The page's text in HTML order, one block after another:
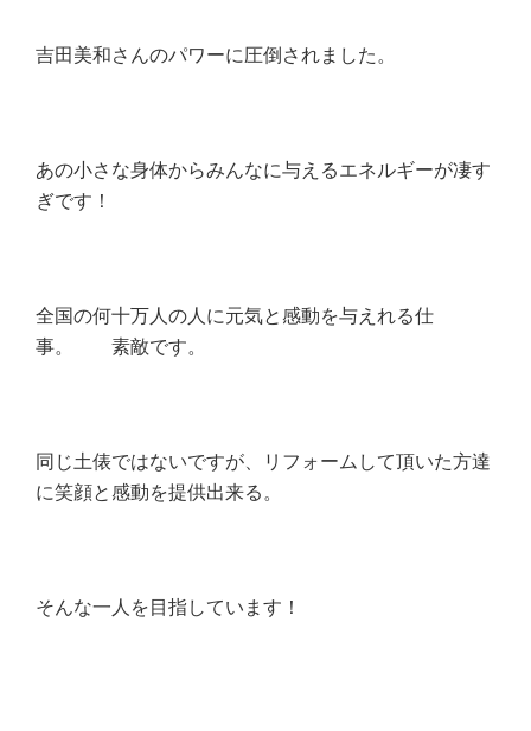
吉田美和さんのパワーに圧倒されました。
あの小さな身体からみんなに与えるエネルギーが凄す
ぎです！
全国の何十万人の人に元気と感動を与えれる仕
事。 素敵です。
同じ土俵ではないですが、リフォームして頂いた方達
に笑顔と感動を提供出来る。
そんな一人を目指しています！